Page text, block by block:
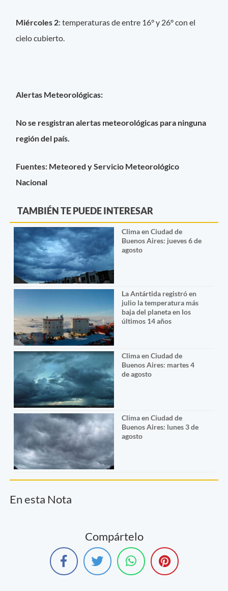
Miércoles 2: temperaturas de entre 16° y 26° con el
cielo cubierto.
Alertas Meteorológicas:
No se resgistran alertas meteorológicas para ninguna
región del país.
Fuentes: Meteored y Servicio Meteorológico
Nacional
TAMBIÉN TE PUEDE INTERESAR
Clima en Ciudad de
Buenos Aires: jueves 6 de
agosto
La Antártida registró en
julio la temperatura más
baja del planeta en los
últimos 14 años
Clima en Ciudad de
Buenos Aires: martes 4
de agosto
Clima en Ciudad de
Buenos Aires: lunes 3 de
agosto
En esta Nota
Compártelo